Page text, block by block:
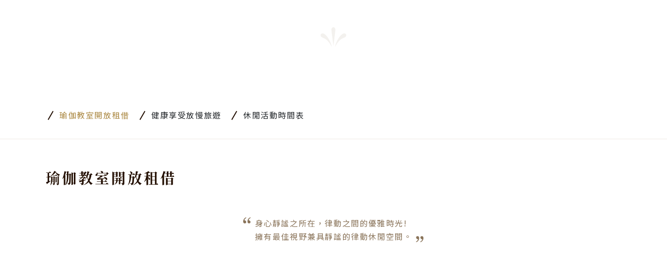
瑜伽教室開放租借 健康享受放慢旅遊 休閒活動時間表
瑜伽教室開放租借
身心靜謐之所在，律動之間的優雅時光!
擁有最佳視野兼具靜謐的律動休閒空間。